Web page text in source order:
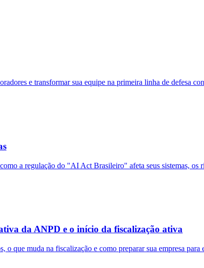
e transformar sua equipe na primeira linha de defesa
a regulação do "AI Act Brasileiro" afeta seus sistemas, os
da ANPD e o início da fiscalização ativa
muda na fiscalização e como preparar sua empresa para